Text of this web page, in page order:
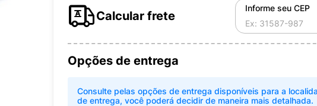
Calcular frete
Informe seu CEP
Opções de entrega
Consulte pelas opções de entrega disponíveis para a
de entrega, você poderá decidir de maneira mais detalhada.